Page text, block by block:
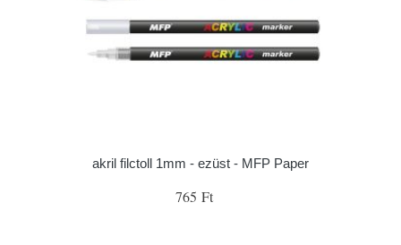
akril filctoll 1mm - ezüst - MFP Paper
765 Ft